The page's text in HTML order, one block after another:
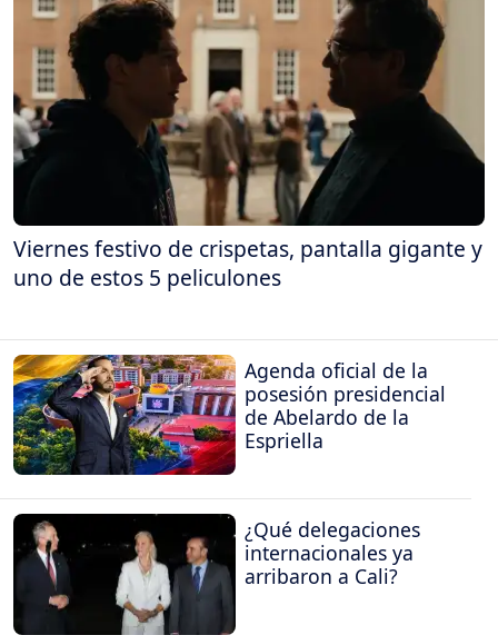
Viernes festivo de crispetas, pantalla gigante y
uno de estos 5 peliculones
Agenda oficial de la
posesión presidencial
de Abelardo de la
Espriella
¿Qué delegaciones
internacionales ya
arribaron a Cali?